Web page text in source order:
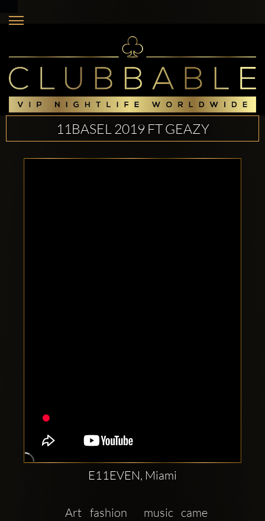
11BASEL 2019 FT GEAZY
E11EVEN, Miami
Art fashion  music came